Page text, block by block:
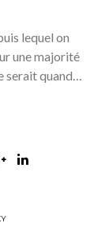
lequel on
une majorité
serait quand…